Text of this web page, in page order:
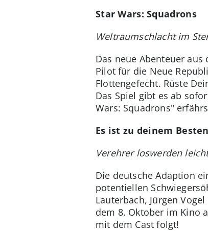
Star Wars: Squadrons
Weltraumschlacht im
Das neue Abenteuer aus
Pilot für die Neue
Flottengefecht. Rüste
Das Spiel gibt es ab
Wars: Squadrons"
Es ist zu deinem Besten
Verehrer loswerden
Die deutsche Adaption
potentiellen
Lauterbach, Jürgen
dem 8. Oktober im Kino
mit dem Cast folgt!